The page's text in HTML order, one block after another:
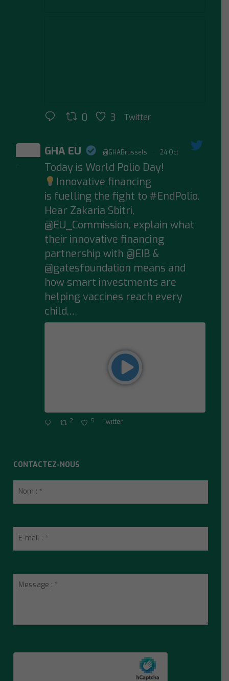
0 3 Twitter
;
GHA EU @GHABrussels · 24 Oct
Today is World Polio Day!
Innovative financing
is fuelling the fight to #EndPolio.
Hear Zakaria Sbitri,
@EU_Commission, explain what
their innovative financing
partnership with @EIB &
@gatesfoundation means and
how smart investments are
helping vaccines reach every
child,…
2 5 Twitter
CONTACTEZ-NOUS